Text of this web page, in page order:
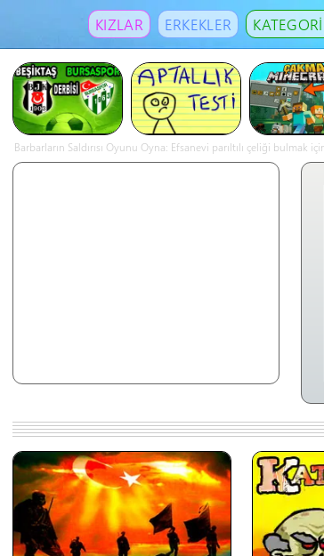
KIZLAR ERKEKLER
Barbarların Saldırısı Oyunu Oyna: Efsanevi parıltılı çeliği